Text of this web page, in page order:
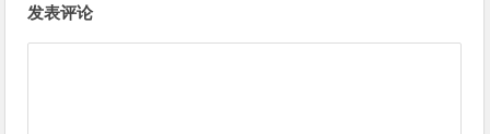
发表评论